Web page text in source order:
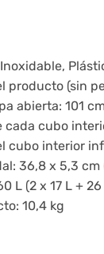
producto (sin
abierta: 101 cm
cada cubo
cubo interior
36,8 x 5,3
L (2 x 17 L + 26
10,4 kg